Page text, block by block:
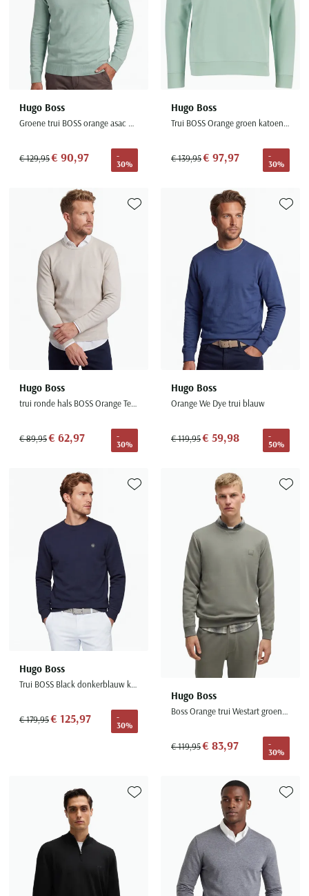
Hugo Boss
Groene trui BOSS orange asac c normale fit
€ 129,95€ 90,97
-
30%
Hugo Boss
Trui BOSS Orange groen katoen half zip
€ 139,95€ 97,97
-
30%
Hugo Boss
trui ronde hals BOSS Orange Tempesto beige structuur
€ 89,95€ 62,97
-
30%
Toevoegen aan favorieten
Hugo Boss
Orange We Dye trui blauw
€ 119,95€ 59,98
-
50%
Hugo Boss
Trui BOSS Black donkerblauw katoen normale fit
€ 179,95€ 125,97
-
30%
Toevoegen aan favorieten
Hugo Boss
Boss Orange trui Westart groen ronde hals
€ 119,95€ 83,97
-
30%
Toevoegen aan favorieten